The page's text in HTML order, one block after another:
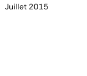
Juillet 2015